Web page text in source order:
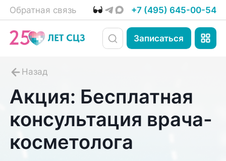
Обратная связь +7 (495) 645-00-54
Записаться
Акция: Бесплатная
консультация врача-
косметолога